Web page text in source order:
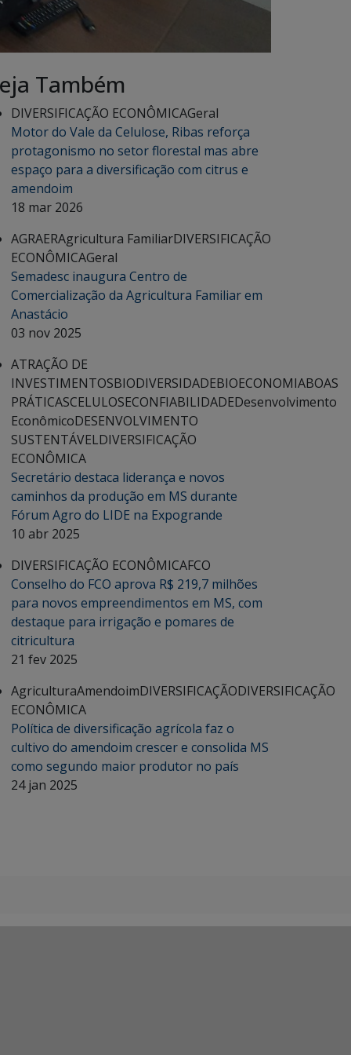
Também
DIVERSIFICAÇÃO ECONÔMICAGeral
Motor do Vale da Celulose, Ribas reforça
protagonismo no setor florestal mas abre
espaço para a diversificação com citrus e
amendoim
18 mar 2026
AGRAERAgricultura FamiliarDIVERSIFICAÇÃO
ECONÔMICAGeral
Semadesc inaugura Centro de
Comercialização da Agricultura Familiar em
Anastácio
03 nov 2025
ATRAÇÃO DE
INVESTIMENTOSBIODIVERSIDADEBIOECONOMIABOAS
PRÁTICASCELULOSECONFIABILIDADEDesenvolvimento
EconômicoDESENVOLVIMENTO
SUSTENTÁVELDIVERSIFICAÇÃO
ECONÔMICA
Secretário destaca liderança e novos
caminhos da produção em MS durante
Fórum Agro do LIDE na Expogrande
10 abr 2025
DIVERSIFICAÇÃO ECONÔMICAFCO
Conselho do FCO aprova R$ 219,7 milhões
para novos empreendimentos em MS, com
destaque para irrigação e pomares de
citricultura
21 fev 2025
AgriculturaAmendoimDIVERSIFICAÇÃODIVERSIFICAÇÃO
ECONÔMICA
Política de diversificação agrícola faz o
cultivo do amendoim crescer e consolida MS
como segundo maior produtor no país
24 jan 2025